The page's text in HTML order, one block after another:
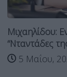
Μιχαηλίδου:
“Νταντάδες
5 Μαΐου,